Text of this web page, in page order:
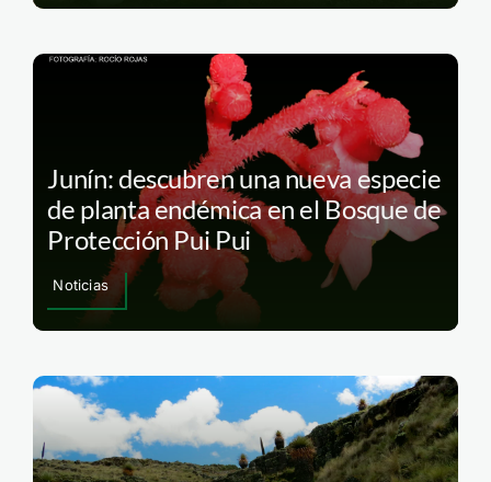
Junín: descubren una nueva especie
de planta endémica en el Bosque de
Protección Pui Pui
Noticias